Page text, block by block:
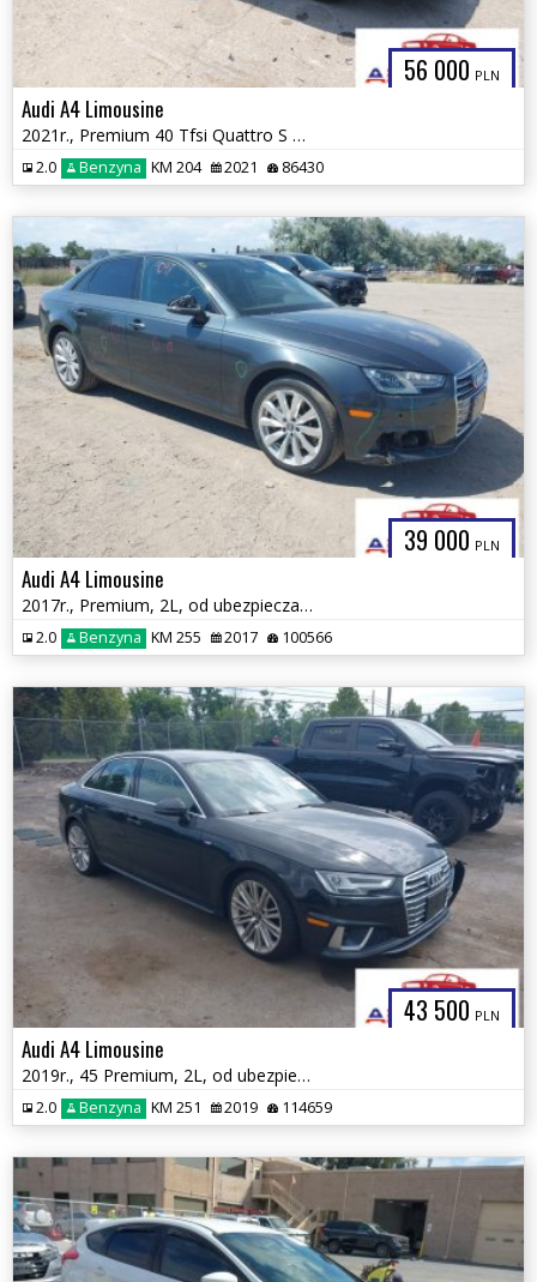
56 000 PLN
Audi A4 Limousine
2021r., Premium 40 Tfsi Quattro S Tronic, 2L, od ubezpieczalni
2.0 Benzyna KM 204 2021 86430
39 000 PLN
Audi A4 Limousine
2017r., Premium, 2L, od ubezpieczalni
2.0 Benzyna KM 255 2017 100566
43 500 PLN
Audi A4 Limousine
2019r., 45 Premium, 2L, od ubezpieczalni
2.0 Benzyna KM 251 2019 114659